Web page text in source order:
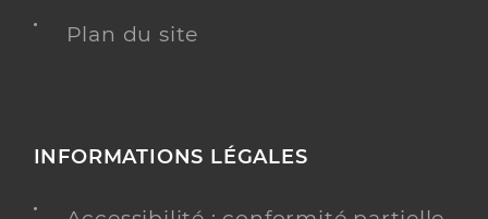
Plan du site
INFORMATIONS LÉGALES